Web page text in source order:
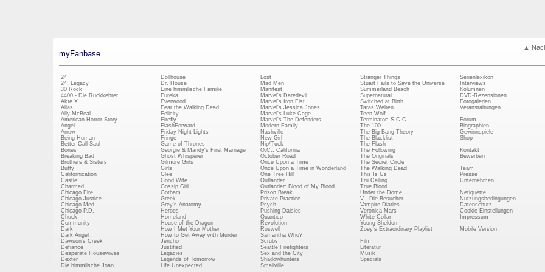
▲
myFanbase
24
24: Legacy
30 Rock
4400 - Die Rückkehrer
Akte X
Alias
Ally McBeal
American Horror Story
Angel
Arrow
Being Human
Better Call Saul
Bones
Breaking Bad
Brothers & Sisters
Buffy
Californication
Castle
Charmed
Chicago Fire
Chicago Justice
Chicago Med
Chicago P.D.
Chuck
Community
Dark
Dark Angel
Dawson's Creek
Defiance
Desperate Housewives
Dexter
Die himmlische Joan
Dollhouse
Dr. House
Eine himmlische Familie
Eureka
Everwood
Fear the Walking Dead
Felicity
Firefly
FlashForward
Friday Night Lights
Fringe
Game of Thrones
Georgie & Mandy's First Marriage
Ghost Whisperer
Gilmore Girls
Girls
Glee
Good Wife
Gossip Girl
Gotham
Greek
Grey's Anatomy
Heroes
Homeland
House of the Dragon
How I Met Your Mother
How to Get Away with Murder
Jericho
Justified
Legacies
Legends of Tomorrow
Life Unexpected
Lost
Mad Men
Manifest
Marvel's Daredevil
Marvel's Iron Fist
Marvel's Jessica Jones
Marvel's Luke Cage
Marvel's The Defenders
Modern Family
Nashville
New Girl
Nip/Tuck
O.C., California
October Road
Once Upon a Time
Once Upon a Time in Wonderland
One Tree Hill
Outlander
Outlander: Blood of My Blood
Prison Break
Private Practice
Psych
Pushing Daisies
Quantico
Revolution
Roswell
Samantha Who?
Scrubs
Seattle Firefighters
Sex and the City
Shadowhunters
Smallville
Stranger Things
Stuart Fails to Save the Universe
Summerland Beach
Supernatural
Switched at Birth
Taras Welten
Teen Wolf
Terminator: S.C.C.
The 100
The Big Bang Theory
The Blacklist
The Flash
The Following
The Originals
The Secret Circle
The Walking Dead
This Is Us
Tru Calling
True Blood
Under the Dome
V - Die Besucher
Vampire Diaries
Veronica Mars
White Collar
Young Sheldon
Zoey's Extraordinary Playlist
Film
Literatur
Musik
Specials
Serienlexikon
Interviews
Kolumnen
DVD-Rezensionen
Fotogalerien
Veranstaltungen
Forum
Biographien
Gewinnspiele
Shop
Kontakt
Bewerben
Team
Presse
Unternehmen
Netiquette
Nutzungsbedingungen
Datenschutz
Cookie-Einstellungen
Impressum
Mobile Version